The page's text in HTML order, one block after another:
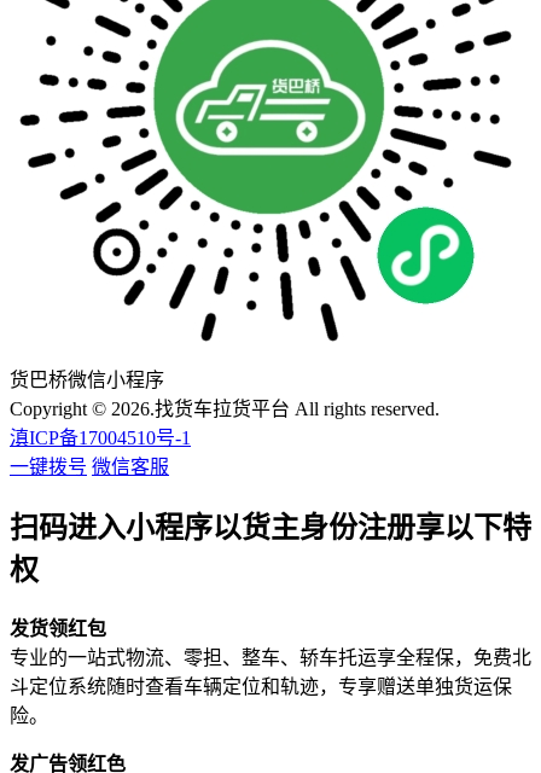
货巴桥微信小程序
Copyright © 2026.找货车拉货平台 All rights reserved.
滇ICP备17004510号-1
一键拨号 微信客服
扫码进入小程序以货主身份注册享以下特
权
发货领红包
专业的一站式物流、零担、整车、轿车托运享全程保，免费北
斗定位系统随时查看车辆定位和轨迹，专享赠送单独货运保
险。
发广告领红色